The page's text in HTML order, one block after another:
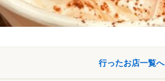
行ったお店一覧へ